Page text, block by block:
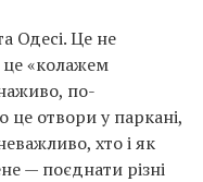
Одесі. Це не
«колажем
по-
отвори у паркані,
хто і як
— поєднати різні